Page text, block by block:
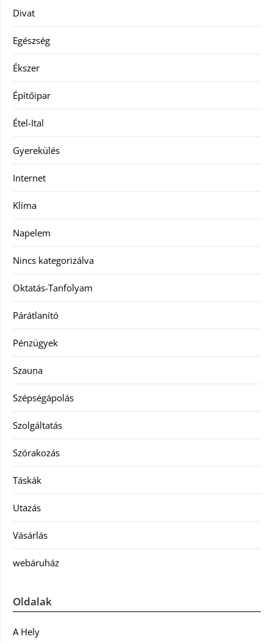
Divat
Egészség
Ékszer
Építőipar
Étel-Ital
Gyerekülés
Internet
Klíma
Napelem
Nincs kategorizálva
Oktatás-Tanfolyam
Párátlanító
Pénzügyek
Szauna
Szépségápolás
Szolgáltatás
Szórakozás
Táskák
Utazás
Vásárlás
webáruház
Oldalak
A Hely